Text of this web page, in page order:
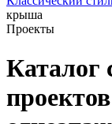
крыша
Проекты
Каталог